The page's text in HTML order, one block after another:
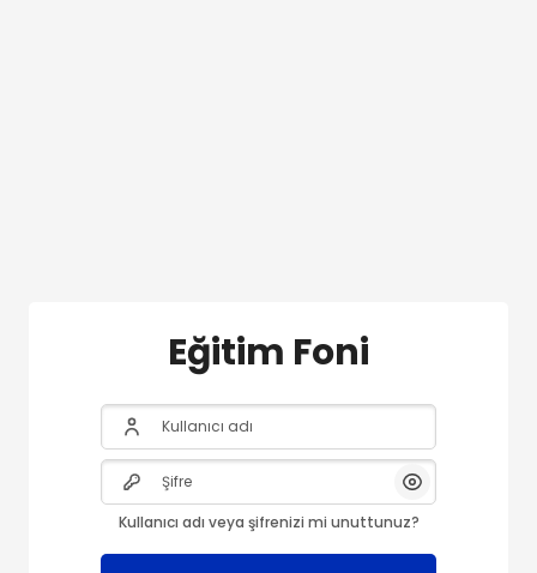
Eğitim Foni
Kullanıcı adı
Şifre
Göster/Gizle
Kullanıcı adı veya şifrenizi mi unuttunuz?